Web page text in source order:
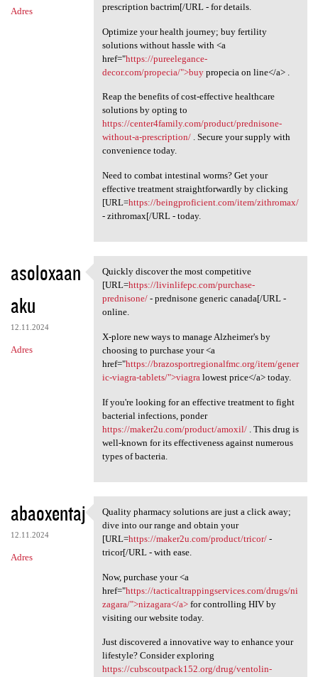
Adres
prescription bactrim[/URL - for details.
Optimize your health journey; buy fertility
solutions without hassle with <a
href="https://pureelegance-
decor.com/propecia/">buypropecia on line</a> .
Reap the benefits of cost-effective healthcare
solutions by opting to
https://center4family.com/product/prednisone-
without-a-prescription/. Secure your supply with
convenience today.
Need to combat intestinal worms? Get your
effective treatment straightforwardly by clicking
[URL=https://beingproficient.com/item/zithromax/
- zithromax[/URL - today.
asoloxaan
aku
12.11.2024
Adres
Quickly discover the most
Quickly discover the most competitive
[URL=https://livinlifepc.com/purchase-
prednisone/- prednisone generic canada[/URL -
online.
X-plore new ways to manage Alzheimer's by
choosing to purchase your <a
href="https://brazosportregionalfmc.org/item/gener
ic-viagra-tablets/">viagralowest price</a> today.
If you're looking for an effective treatment to fight
bacterial infections, ponder
https://maker2u.com/product/amoxil/. This drug is
well-known for its effectiveness against numerous
types of bacteria.
abaoxentaj
12.11.2024
Adres
Quality pharmacy solutions
Quality pharmacy solutions are just a click away;
dive into our range and obtain your
[URL=https://maker2u.com/product/tricor/-
tricor[/URL - with ease.
Now, purchase your <a
href="https://tacticaltrappingservices.com/drugs/ni
zagara/">nizagara</a>for controlling HIV by
visiting our website today.
Just discovered a innovative way to enhance your
lifestyle? Consider exploring
https://cubscoutpack152.org/drug/ventolin-